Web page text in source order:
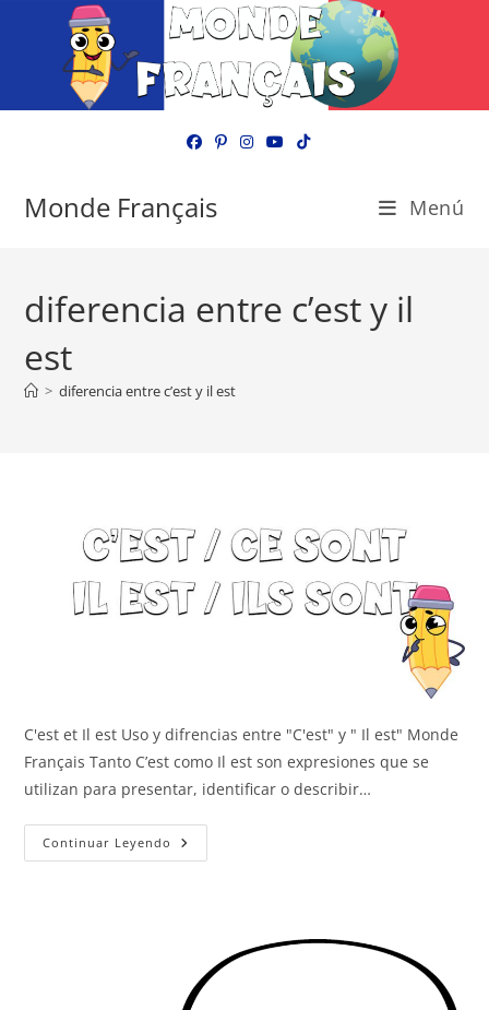
Monde Français Menú
diferencia entre c’est y il
est
> diferencia entre c’est y il est
C'est et Il est Uso y difrencias entre "C'est" y " Il est" Monde
Français Tanto C’est como Il est son expresiones que se
utilizan para presentar, identificar o describir…
Continuar Leyendo C’est
/